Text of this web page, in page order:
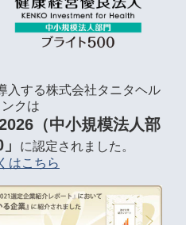
入する株式会社タニタヘル
クは
（中小規模法人部
に認定されました。
はこちら